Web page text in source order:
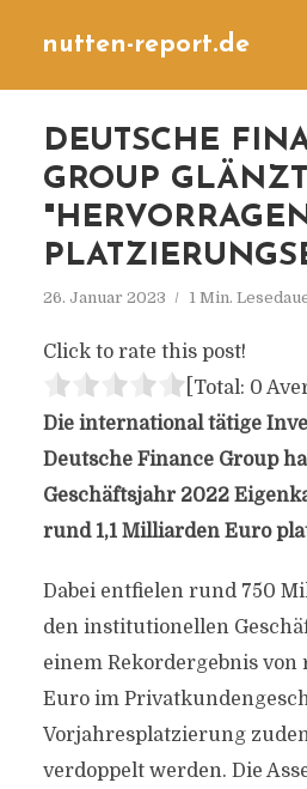
nutten-report.de
DEUTSCHE
GROUP
26. Januar 2023 1 Min.
Click to rate this post!
[Total: 0
Die international tätige
Deutsche Finance Group
Geschäftsjahr 2022
rund 1,1 Milliarden Euro
Dabei entfielen rund 750
den institutionellen
einem Rekordergebnis
Euro im
Vorjahresplatzierung
verdoppelt werden. Die